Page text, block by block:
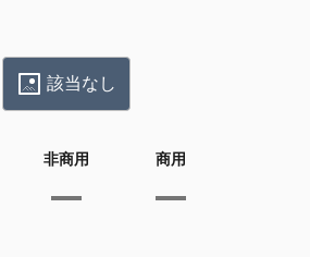
該当なし
非商用 商用